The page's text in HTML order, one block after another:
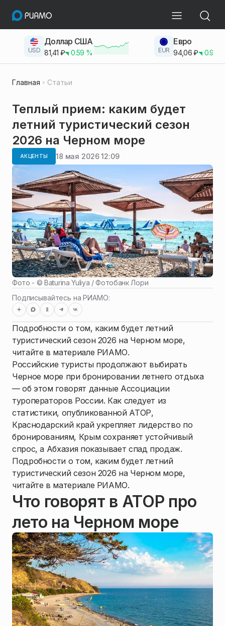
USD
Доллар США
81,41 ₽ 0.59 % EUR
Евро
94,06₽ 0.93
Главная Статьи
Теплый прием: каким будет
летний туристический сезон
2026 на Черном море
АКЦЕНТЫ 18 мая 2026 12:09
Фото - ©Baturina Yuliya / Фотобанк Лори
Подписывайтесь на РИАМО:
Подробности о том, каким будет летний
туристический сезон 2026 на Черном море,
читайте в материале РИАМО.
Российские туристы продолжают выбирать
Черное море при бронировании летнего отдыха
— об этом говорят данные Ассоциации
туроператоров России. Как следует из
статистики, опубликованной АТОР,
Краснодарский край укрепляет лидерство по
бронированиям, Крым сохраняет устойчивый
спрос, а Абхазия показывает спад продаж.
Подробности о том, каким будет летний
туристический сезон 2026 на Черном море,
читайте в материале РИАМО.
Что говорят в АТОР про
лето на Черном море